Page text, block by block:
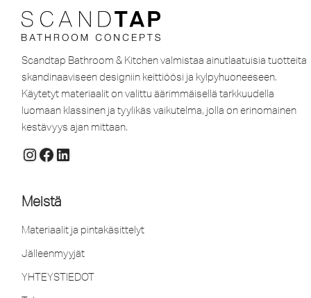
Scandtap Bathroom & Kitchen valmistaa ainutlaatuisia tuotteita
skandinaaviseen designiin keittiöösi ja kylpyhuoneeseen.
Käytetyt materiaalit on valittu äärimmäisellä tarkkuudella
luomaan klassinen ja tyylikäs vaikutelma, jolla on erinomainen
kestävyys ajan mittaan.
Meistä
Materiaalit ja pintakäsittelyt
Jälleenmyyjät
YHTEYSTIEDOT